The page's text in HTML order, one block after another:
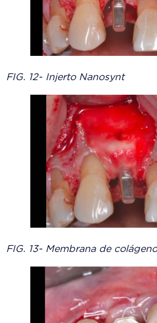
FIG. 12- Injerto Nanosynt
FIG. 13- Membrana de